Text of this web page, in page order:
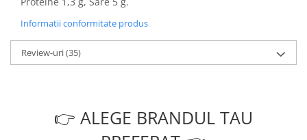
Informatii conformitate produs
Review-uri(35)
👉 ALEGE BRANDUL TAU